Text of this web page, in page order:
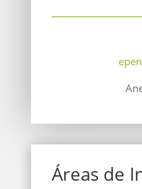
Áreas de